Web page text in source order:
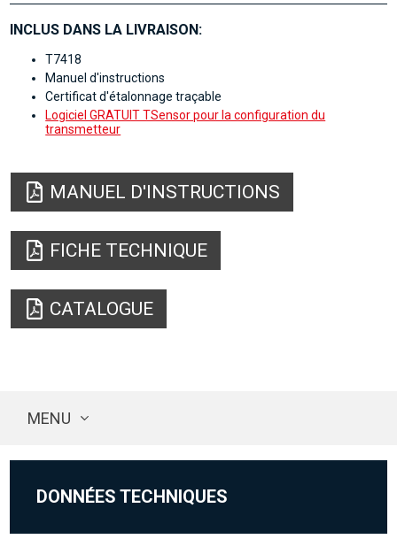
INCLUS DANS LA LIVRAISON:
T7418
Manuel d'instructions
Certificat d'étalonnage traçable
Logiciel GRATUIT TSensor pour la configuration du
transmetteur
MANUEL D'INSTRUCTIONS
FICHE TECHNIQUE
CATALOGUE
MENU
DONNÉES TECHNIQUES